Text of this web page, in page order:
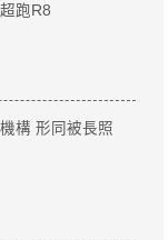
跑R8
構 形同被長照